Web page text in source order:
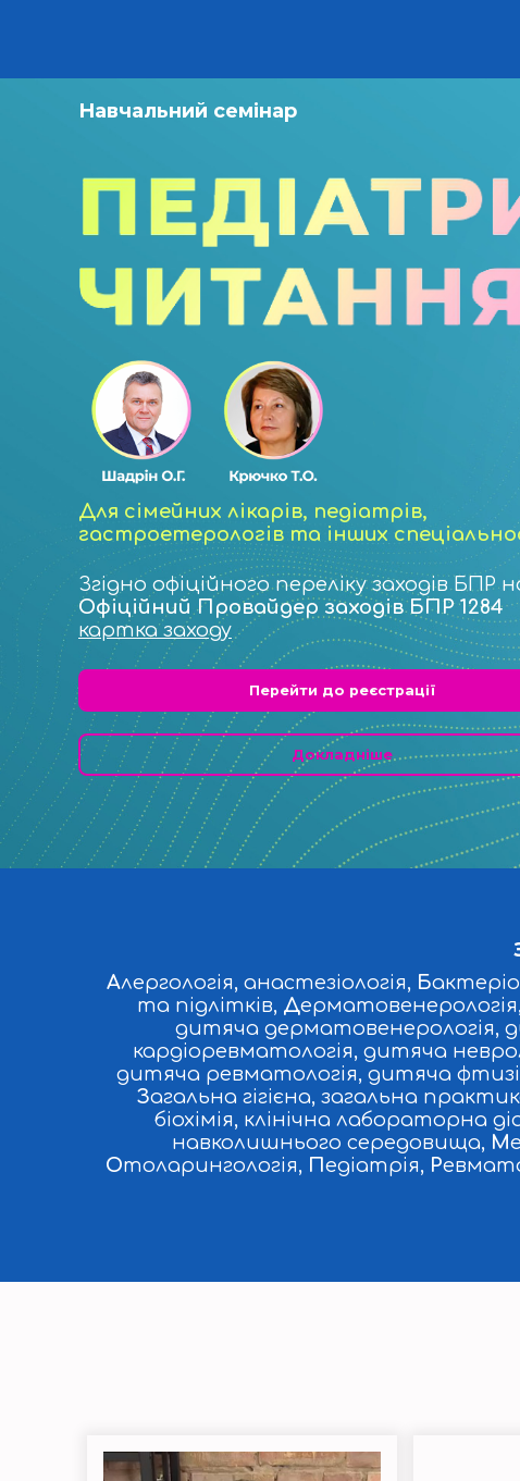
Навчальний семінар
Для сімейних лікарів, педіатрів,
гастроетерологів та інших
Згідно офіційного переліку заходів БПР
Офіційний Провайдер заходів БПР 1284
картка заходу
Перейти до реєстрації
Докладніше
Алергологія, анастезіологія, Б
та підлітків, Д
дитяча дерматовенерологія,
кардіоревматологія, дитяча
дитяча ревматологія, дитяча
Загальна гігієна, загальна
біохімія, клінічна лабораторна
навколишнього середовища, М
Отоларингологія, Педіатрія, Р